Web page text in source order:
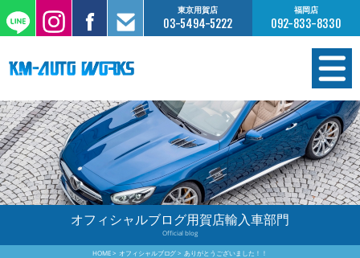
東京用賀店
03-5494-5222
福岡店
092-833-8330
在庫情報
オーダー販売
工場サービス
保証について
オフィシャルブログ用賀店輸入車部門
Official blog
HOME オフィシャルブログ ありがとうございました！！